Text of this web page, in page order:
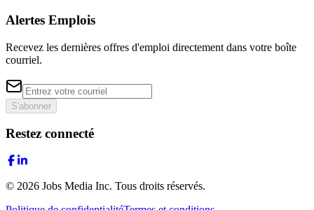
Alertes Emplois
Recevez les dernières offres d'emploi directement dans votre boîte
courriel.
S'abonner
Restez connecté
© 2026 Jobs Media Inc. Tous droits réservés.